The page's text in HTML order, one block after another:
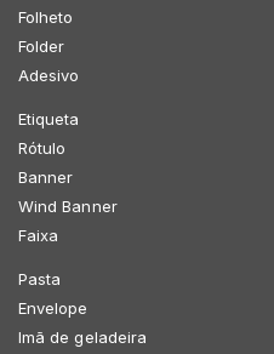
Folheto
Folder
Adesivo
Etiqueta
Rótulo
Banner
Wind Banner
Faixa
Pasta
Envelope
Imã de geladeira